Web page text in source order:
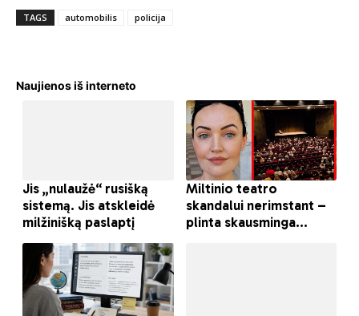
TAGS automobilis policija
Naujienos iš interneto